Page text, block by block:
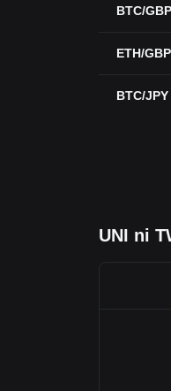
BTC/GBP
ETH/GBP
BTC/JPY
UNI ni